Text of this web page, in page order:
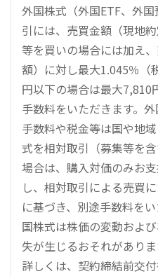
外国株式（外国ETF、外
引には、売買金額（現地
等を買いの場合には加え
額）に対し最大1.045％（
円以下の場合は最大7,810
手数料をいただきます。
手数料や税金等は国や地
式を相対取引（募集等を
場合は、購入対価のみお
し、相対取引による売買
に基づき、別途手数料を
国株式は株価の変動およ
失が生じるおそれがありま
詳しくは、契約締結前交